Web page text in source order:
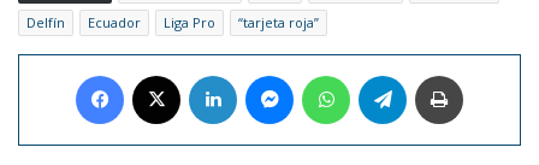
Delfín
Ecuador Liga Pro “tarjeta roja”
Facebook LinkedIn MessengerWhatsAppTelegram